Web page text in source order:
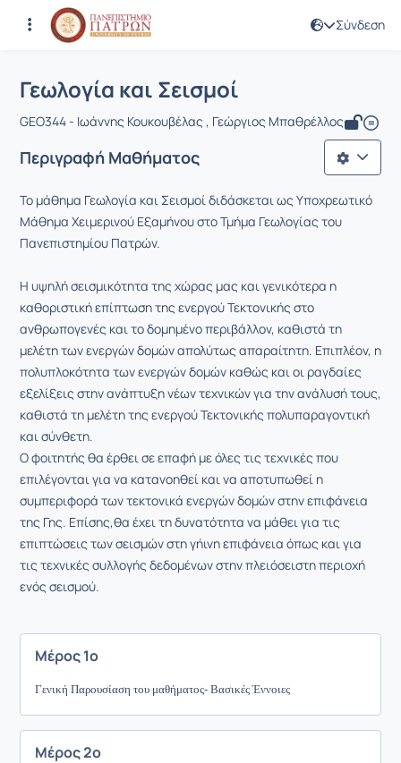
Σύνδεση
Αρχική Σελίδα
Μάθημα : Γεωλογία και Σεισμοί
Κωδικός : GEO344
Γεωλογία και Σεισμοί
GEO344 - Ιωάννης Κουκουβέλας , Γεώργιος Μπαθρέλλος
Περιγραφή Μαθήματος
Το μάθημα Γεωλογία και Σεισμοί διδάσκεται ως Υποχρεωτικό
Μάθημα Χειμερινού Εξαμήνου στο Τμήμα Γεωλογίας του
Πανεπιστημίου Πατρών.
Η υψηλή σεισμικότητα της χώρας μας και γενικότερα η
καθοριστική επίπτωση της ενεργού Τεκτονικής στο
ανθρωπογενές και το δομημένο περιβάλλον, καθιστά τη
μελέτη των ενεργών δομών απολύτως απαραίτητη. Επιπλέον, η
πολυπλοκότητα των ενεργών δομών καθώς και οι ραγδαίες
εξελίξεις στην ανάπτυξη νέων τεχνικών για την ανάλυσή τους,
καθιστά τη μελέτη της ενεργού Τεκτονικής πολυπαραγοντική
και σύνθετη.
Ο φοιτητής θα έρθει σε επαφή με όλες τις τεχνικές που
επιλέγονται για να κατανοηθεί και να αποτυπωθεί η
συμπεριφορά των τεκτονικά ενεργών δομών στην επιφάνεια
της Γης. Επίσης,θα έχει τη δυνατότητα να μάθει για τις
επιπτώσεις των σεισμών στη γήινη επιφάνεια όπως και για
τις τεχνικές συλλογής δεδομένων στην πλειόσειστη περιοχή
ενός σεισμού.
Μέρος 1ο
Γενική Παρουσίαση του μαθήματος- Βασικές Έννοιες
Μέρος 2ο